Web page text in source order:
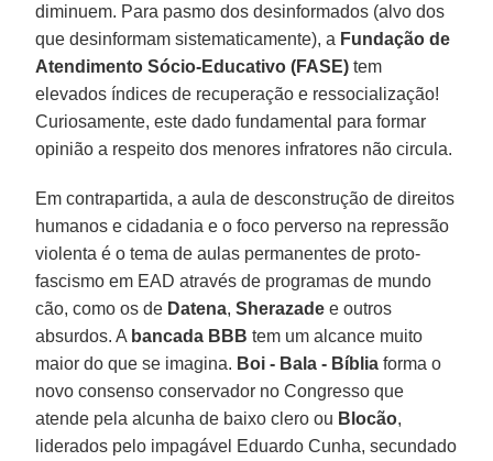
diminuem. Para pasmo dos desinformados (alvo dos
que desinformam sistematicamente), a Fundação de
Atendimento Sócio-Educativo (FASE) tem
elevados índices de recuperação e ressocialização!
Curiosamente, este dado fundamental para formar
opinião a respeito dos menores infratores não circula.
Em contrapartida, a aula de desconstrução de direitos
humanos e cidadania e o foco perverso na repressão
violenta é o tema de aulas permanentes de proto-
fascismo em EAD através de programas de mundo
cão, como os de Datena,Sherazade e outros
absurdos. A bancada BBB tem um alcance muito
maior do que se imagina. Boi - Bala - Bíblia forma o
novo consenso conservador no Congresso que
atende pela alcunha de baixo clero ou Blocão,
liderados pelo impagável Eduardo Cunha, secundado